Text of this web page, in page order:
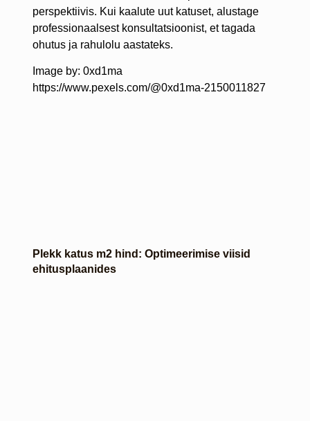
perspektiivis. Kui kaalute uut katuset, alustage
professionaalsest konsultatsioonist, et tagada
ohutus ja rahulolu aastateks.
Image by: 0xd1ma
https://www.pexels.com/@0xd1ma-2150011827
Plekk katus m2 hind: Optimeerimise viisid
ehitusplaanides